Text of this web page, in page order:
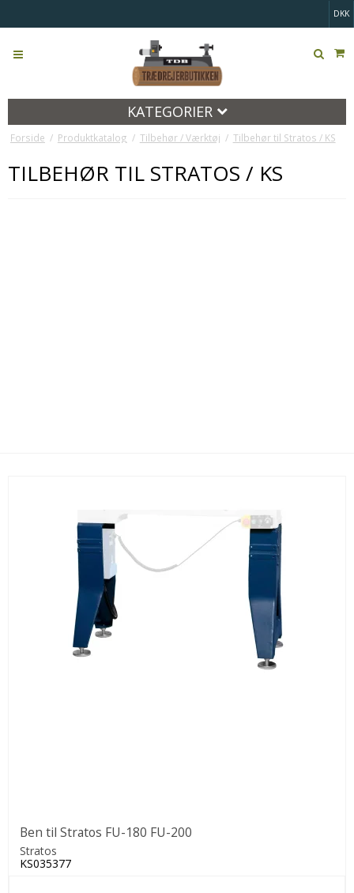
DKK
KATEGORIER
Forside / Produktkatalog / Tilbehør / Værktøj / Tilbehør til Stratos / KS
TILBEHØR TIL STRATOS / KS
Ben til Stratos FU-180 FU-200
Stratos
KS035377